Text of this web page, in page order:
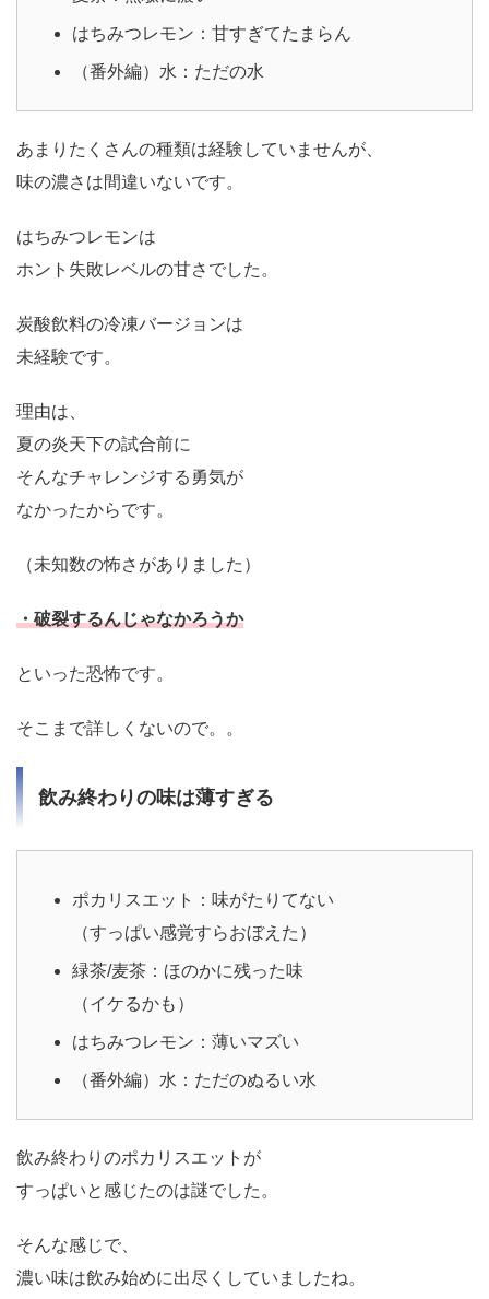
はちみつレモン：甘すぎてたまらん
（番外編）水：ただの水
あまりたくさんの種類は経験していませんが、
味の濃さは間違いないです。
はちみつレモンは
ホント失敗レベルの甘さでした。
炭酸飲料の冷凍バージョンは
未経験です。
理由は、
夏の炎天下の試合前に
そんなチャレンジする勇気が
なかったからです。
（未知数の怖さがありました）
・破裂するんじゃなかろうか
といった恐怖です。
そこまで詳しくないので。。
飲み終わりの味は薄すぎる
ポカリスエット：味がたりてない
（すっぱい感覚すらおぼえた）
緑茶/麦茶：ほのかに残った味
（イケるかも）
はちみつレモン：薄いマズい
（番外編）水：ただのぬるい水
飲み終わりのポカリスエットが
すっぱいと感じたのは謎でした。
そんな感じで、
濃い味は飲み始めに出尽くしていましたね。